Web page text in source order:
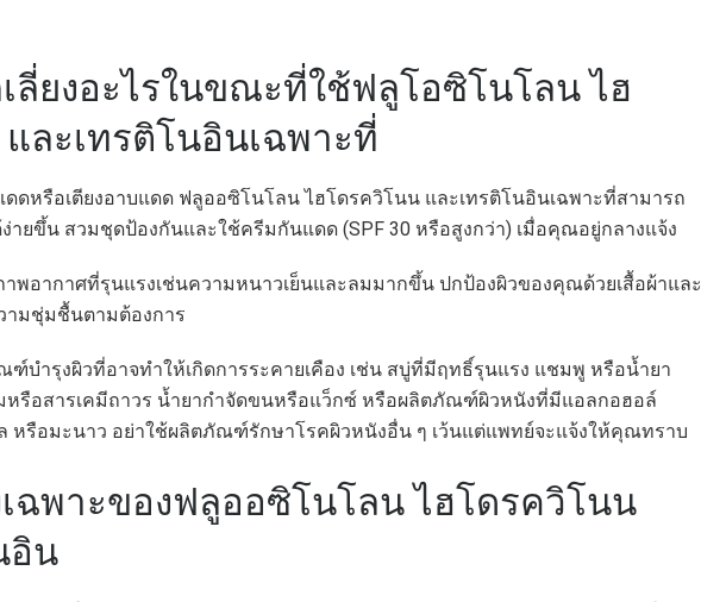
ลี่ยงอะไรในขณะที่ใช้ฟลูโอซิโนโลน ไฮ
ละเทรติโนอินเฉพาะที่
ดดหรือเตียงอาบแดด ฟลูออซิโนโลน ไฮโดรควิโนน และเทรติโนอินเฉพาะที่สามารถ
ายขึ้น สวมชุดป้องกันและใช้ครีมกันแดด (SPF 30 หรือสูงกว่า) เมื่อคุณอยู่กลางแจ้ง
พอากาศที่รุนแรงเช่นความหนาวเย็นและลมมากขึ้น ปกป้องผิวของคุณด้วยเสื้อผ้าและ
มชุ่มชื้นตามต้องการ
ฑ์บำรุงผิวที่อาจทำให้เกิดการระคายเคือง เช่น สบู่ที่มีฤทธิ์รุนแรง แชมพู หรือน้ำยา
หรือสารเคมีถาวร น้ำยากำจัดขนหรือแว็กซ์ หรือผลิตภัณฑ์ผิวหนังที่มีแอลกอฮอล์
หรือมะนาว อย่าใช้ผลิตภัณฑ์รักษาโรคผิวหนังอื่น ๆ เว้นแต่แพทย์จะแจ้งให้คุณทราบ
เฉพาะของฟลูออซิโนโลน ไฮโดรควิโนน
อิน